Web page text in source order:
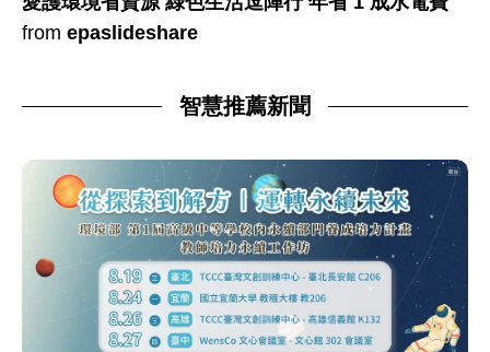
from epaslideshare
智慧推薦新聞